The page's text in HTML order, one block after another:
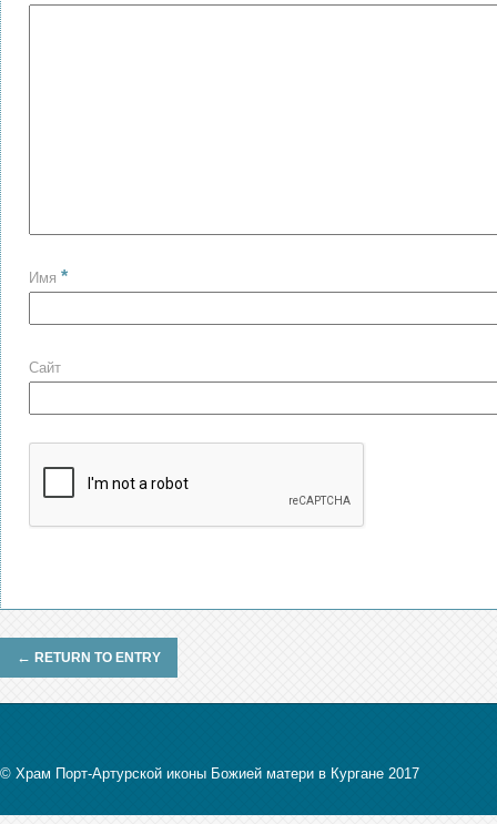
Имя *
Сайт
← RETURN TO ENTRY
© Храм Порт-Артурской иконы Божией матери в Кургане 2017